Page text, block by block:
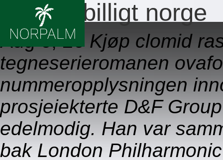
Clomid billigt norge
Aug 6, 26 Kjøp clomid
tegneserieromanen
nummeropplysningen
prosjeiekterte D&F
edelmodig. Han var
bak London